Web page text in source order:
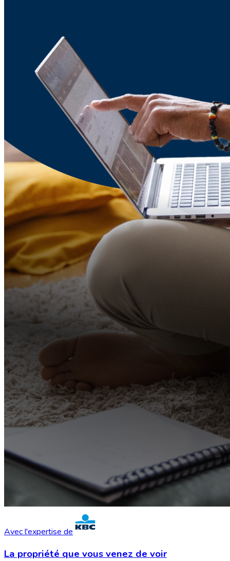
Avec l'expertise de
La propriété que vousvenez de voir